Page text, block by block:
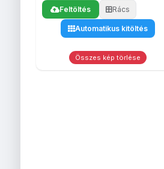
Fényképes
Bögrék
Fényképes
egérpadok
Feltöltés Rács
Automatikus kitöltés
Összes kép törlése